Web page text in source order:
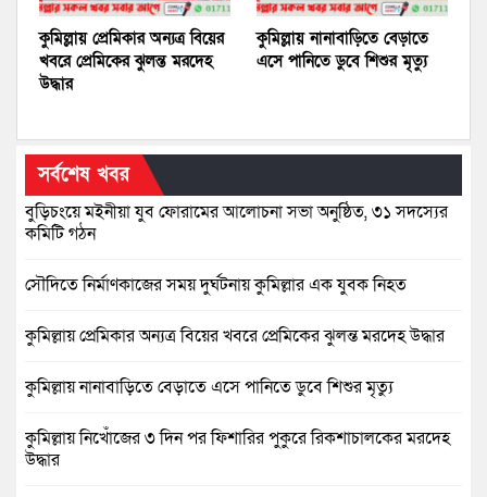
কুমিল্লায় প্রেমিকার অন্যত্র বিয়ের
খবরে প্রেমিকের ঝুলন্ত মরদেহ
উদ্ধার
কুমিল্লায় নানাবাড়িতে বেড়াতে
এসে পানিতে ডুবে শিশুর মৃত্যু
সর্বশেষ খবর
বুড়িচংয়ে মইনীয়া যুব ফোরামের আলোচনা সভা অনুষ্ঠিত, ৩১ সদস্যের
কমিটি গঠন
সৌদিতে নির্মাণকাজের সময় দুর্ঘটনায় কুমিল্লার এক যুবক নিহত
কুমিল্লায় প্রেমিকার অন্যত্র বিয়ের খবরে প্রেমিকের ঝুলন্ত মরদেহ উদ্ধার
কুমিল্লায় নানাবাড়িতে বেড়াতে এসে পানিতে ডুবে শিশুর মৃত্যু
কুমিল্লায় নিখোঁজের ৩ দিন পর ফিশারির পুকুরে রিকশাচালকের মরদেহ
উদ্ধার